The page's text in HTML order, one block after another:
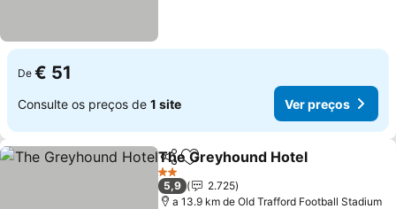
De € 51
Consulte os preços de 1 site Ver preços
PartilharAdicionar aos favoritos
The Greyhound Hotel
2 Estrelas
5,9
2.725
a 13.9 km de Old Trafford Football Stadium